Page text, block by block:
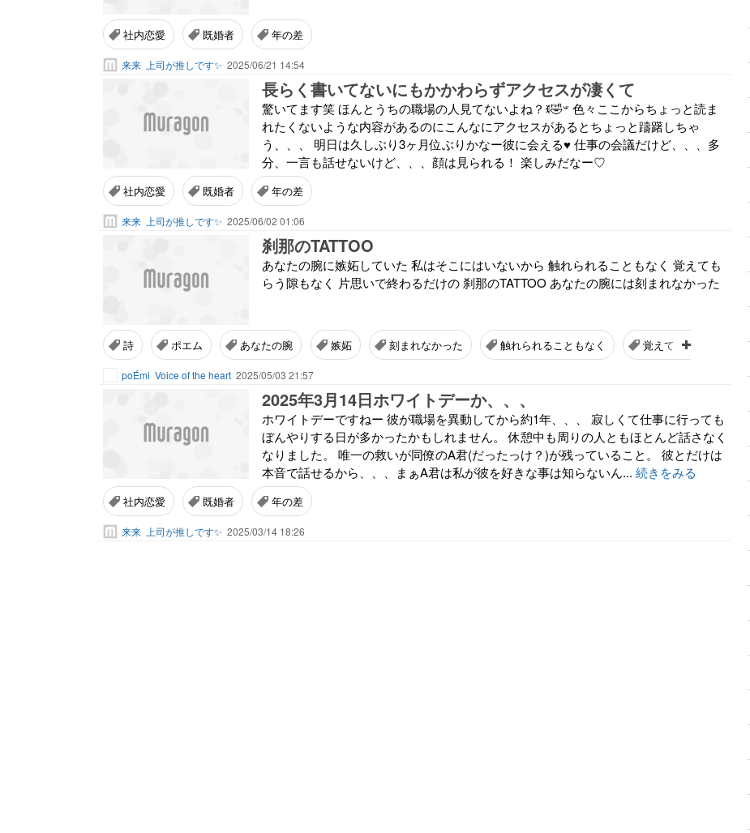
社内恋愛 既婚者 年の差
来来 上司が推しです✨ 2025/06/21 14:54
長らく書いてないにもかかわらずアクセスが凄くて
驚いてます笑 ほんとうちの職場の人見てないよね？ꉂ🤣𐤔 色々ここからちょっと読ま
れたくないような内容があるのにこんなにアクセスがあるとちょっと躊躇しちゃ
う、、、 明日は久しぶり3ヶ月位ぶりかなー彼に会える♥️ 仕事の会議だけど、、、多
分、一言も話せないけど、、、顔は見られる！ 楽しみだなー♡
社内恋愛 既婚者 年の差
来来 上司が推しです✨ 2025/06/02 01:06
刹那のTATTOO
あなたの腕に嫉妬していた 私はそこにはいないから 触れられることもなく 覚えても
らう隙もなく 片思いで終わるだけの 刹那のTATTOO あなたの腕には刻まれなかった
詩 ポエム あなたの腕 嫉妬 刻まれなかった 触れられることもなく 覚えてもらう隙もなく
poÉmi Voice of the heart 2025/05/03 21:57
2025年3月14日ホワイトデーか、、、
ホワイトデーですねー 彼が職場を異動してから約1年、、、 寂しくて仕事に行っても
ぼんやりする日が多かったかもしれません。 休憩中も周りの人ともほとんど話さなく
なりました。 唯一の救いが同僚のA君(だったっけ？)が残っていること。 彼とだけは
本音で話せるから、、、まぁA君は私が彼を好きな事は知らないん... 続きをみる
社内恋愛 既婚者 年の差
来来 上司が推しです✨ 2025/03/14 18:26